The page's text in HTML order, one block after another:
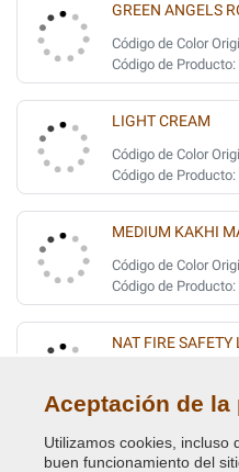
GREEN ANGELS
Código de Color
Código de Producto:
LIGHT CREAM
Código de Color
Código de Producto:
MEDIUM KAKHI
Código de Color
Código de Producto:
NAT FIRE
Código de Producto:
NATURAL BEIGE
Aceptación de
Utilizamos cookies, incluso
buen funcionamiento del